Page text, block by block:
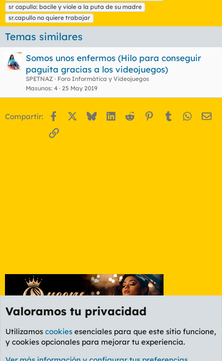
sr capullo: bacile y viole a la puta de su madre
sr.capullo no quiere trabajar
Temas similares
Somos unos enfermos (Hilo para conseguir
paguita gracias a los videojuegos)
SPETNAZ
Foro Informática y Videojuegos
Masunos 4 25 May 2019
Compartir: Facebook BlueskyLinkedIn
Reddit Pinterest
Tumblr
Enlace
Foro General
Valoramos tu privacidad
Utilizamos cookies esenciales para que este sitio funcione,
y cookies opcionales para mejorar tu experiencia.